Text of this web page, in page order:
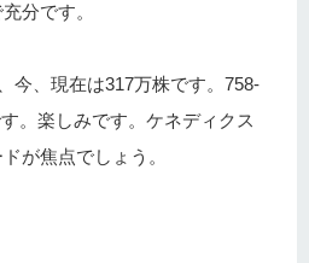
分です。
今、現在は317万株です。758-
。楽しみです。ケネディクス
が焦点でしょう。